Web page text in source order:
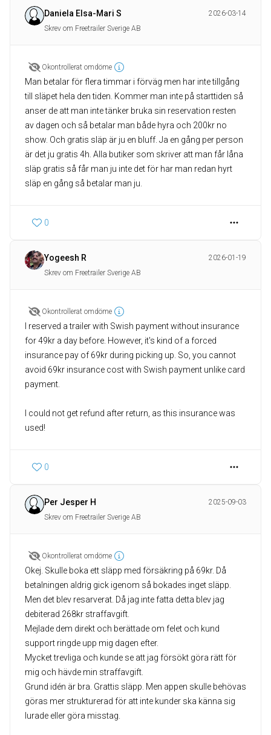
Daniela Elsa-Mari S
2026-03-14
Skrev om Freetrailer Sverige AB
Okontrollerat omdöme
Man betalar för flera timmar i förväg men har inte tillgång
till släpet hela den tiden. Kommer man inte på starttiden så
anser de att man inte tänker bruka sin reservation resten
av dagen och så betalar man både hyra och 200kr no
show. Och gratis släp är ju en bluff. Ja en gång per person
är det ju gratis 4h. Alla butiker som skriver att man får låna
släp gratis så får man ju inte det för har man redan hyrt
släp en gång så betalar man ju.
0
Yogeesh R
2026-01-19
Skrev om Freetrailer Sverige AB
Okontrollerat omdöme
I reserved a trailer with Swish payment without insurance
for 49kr a day before. However, it's kind of a forced
insurance pay of 69kr during picking up. So, you cannot
avoid 69kr insurance cost with Swish payment unlike card
payment.
I could not get refund after return, as this insurance was
used!
0
Per Jesper H
2025-09-03
Skrev om Freetrailer Sverige AB
Okontrollerat omdöme
Okej. Skulle boka ett släpp med försäkring på 69kr. Då
betalningen aldrig gick igenom så bokades inget släpp.
Men det blev resarverat. Då jag inte fatta detta blev jag
debiterad 268kr straffavgift.
Mejlade dem direkt och berättade om felet och kund
support ringde upp mig dagen efter.
Mycket trevliga och kunde se att jag försökt göra rätt för
mig och hävde min straffavgift.
Grund idén är bra. Grattis släpp. Men appen skulle behövas
göras mer strukturerad för att inte kunder ska känna sig
lurade eller göra misstag.